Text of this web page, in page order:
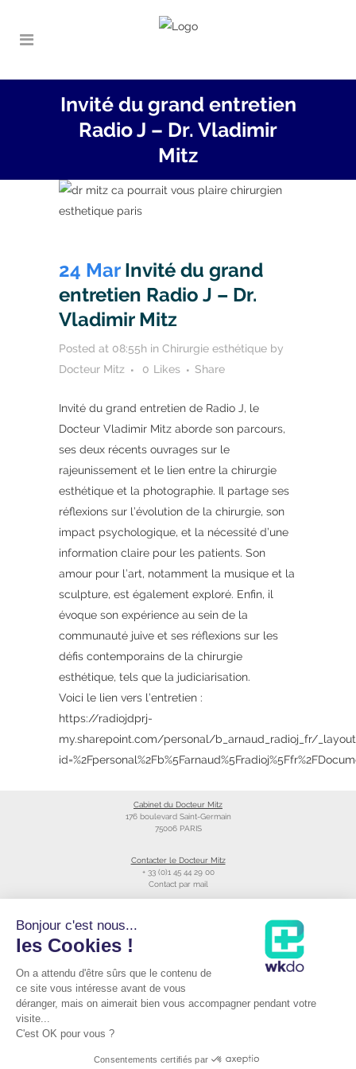
Invité du grand entretien
Radio J – Dr. Vladimir
Mitz
24 MarInvité du grand
entretien Radio J – Dr.
Vladimir Mitz
Posted at 08:55h in Chirurgie esthétique by
Docteur Mitz
0 Likes Share
Invité du grand entretien de Radio J, le
Docteur Vladimir Mitz aborde son parcours,
ses deux récents ouvrages sur le
rajeunissement et le lien entre la chirurgie
esthétique et la photographie. Il partage ses
réflexions sur l’évolution de la chirurgie, son
impact psychologique, et la nécessité d’une
information claire pour les patients. Son
amour pour l’art, notamment la musique et la
sculpture, est également exploré. Enfin, il
évoque son expérience au sein de la
communauté juive et ses réflexions sur les
défis contemporains de la chirurgie
esthétique, tels que la judiciarisation.
Voici le lien vers l’entretien :
https://radiojdprj-
my.sharepoint.com/personal/b_arnaud_radioj_fr/
Cabinet du Docteur Mitz
176 boulevard Saint-Germain
75006 PARIS
Contacter le Docteur Mitz
+ 33 (0)1 45 44 29 00
Contact par mail
Raccourcis
Prendre RDV avec le Docteur Mitz
Podcast du Dr Mitz
Mentions Légales
Bonjour c'est nous...
les Cookies !
On a attendu d'être sûrs que le contenu de
ce site vous intéresse avant de vous
déranger, mais on aimerait bien vous accompagner pendant votre
visite...
C'est OK pour vous ?
Consentements certifiés par